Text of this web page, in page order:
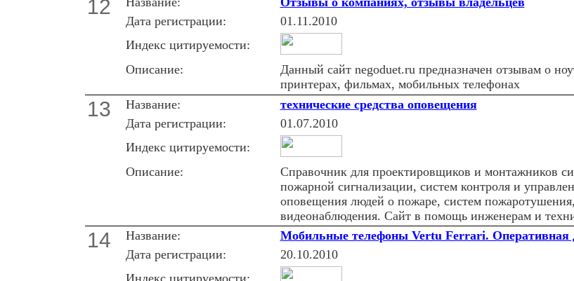
12
Дата регистрации:
01.11.2010
Индекс цитируемости:
Описание:
Данный сайт negoduet.ru предназначен отзывам о
принтерах, фильмах, мобильных телефонах
13 Название: технические средства оповещения
Дата регистрации:
01.07.2010
Индекс цитируемости:
Описание:
Справочник для проектировщиков и монтажников
пожарной сигнализации, систем контроля и
оповещения людей о пожаре, систем
видеонаблюдения. Сайт в помощь инженерам и
14 Название: Мобильные телефоны Vertu Ferrari. Оперативная
Дата регистрации:
20.10.2010